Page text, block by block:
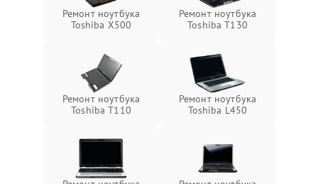
Ремонт ноутбука
Toshiba X500
Ремонт ноутбука
Toshiba T130
Ремонт ноутбука
Toshiba T110
Ремонт ноутбука
Toshiba L450